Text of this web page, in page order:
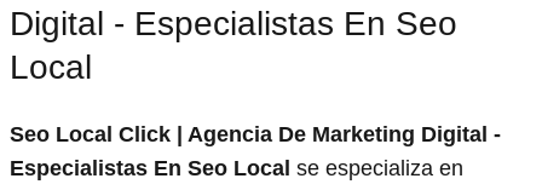
Digital - Especialistas En Seo
Local
Seo Local Click | Agencia De Marketing Digital -
Especialistas En Seo Local se especializa en